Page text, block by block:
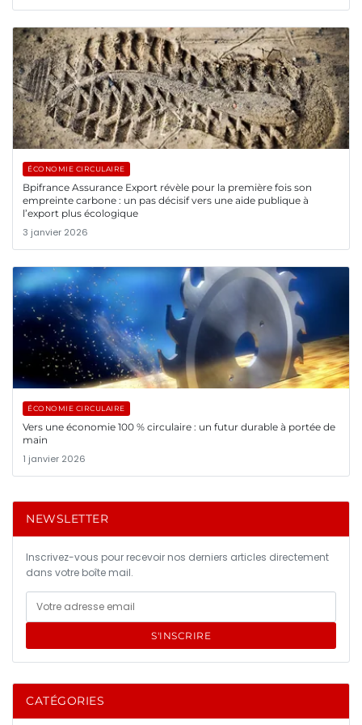
ÉCONOMIE CIRCULAIRE
Bpifrance Assurance Export révèle pour la première fois son
empreinte carbone : un pas décisif vers une aide publique à
l’export plus écologique
3 janvier 2026
ÉCONOMIE CIRCULAIRE
Vers une économie 100 % circulaire : un futur durable à portée de
main
1 janvier 2026
NEWSLETTER
Inscrivez-vous pour recevoir nos derniers articles directement
dans votre boîte mail.
S'INSCRIRE
CATÉGORIES